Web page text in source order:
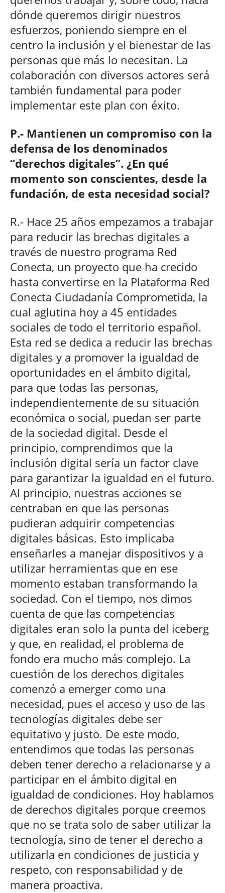
dónde queremos dirigir nuestros
esfuerzos, poniendo siempre en el
centro la inclusión y el bienestar de las
personas que más lo necesitan. La
colaboración con diversos actores será
también fundamental para poder
implementar este plan con éxito.
P.- Mantienen un compromiso con la
defensa de los denominados
“derechos digitales”. ¿En qué
momento son conscientes, desde la
fundación, de esta necesidad social?
R.- Hace 25 años empezamos a trabajar
para reducir las brechas digitales a
través de nuestro programa Red
Conecta, un proyecto que ha crecido
hasta convertirse en la Plataforma Red
Conecta Ciudadanía Comprometida, la
cual aglutina hoy a 45 entidades
sociales de todo el territorio español.
Esta red se dedica a reducir las brechas
digitales y a promover la igualdad de
oportunidades en el ámbito digital,
para que todas las personas,
independientemente de su situación
económica o social, puedan ser parte
de la sociedad digital. Desde el
principio, comprendimos que la
inclusión digital sería un factor clave
para garantizar la igualdad en el futuro.
Al principio, nuestras acciones se
centraban en que las personas
pudieran adquirir competencias
digitales básicas. Esto implicaba
enseñarles a manejar dispositivos y a
utilizar herramientas que en ese
momento estaban transformando la
sociedad. Con el tiempo, nos dimos
cuenta de que las competencias
digitales eran solo la punta del iceberg
y que, en realidad, el problema de
fondo era mucho más complejo. La
cuestión de los derechos digitales
comenzó a emerger como una
necesidad, pues el acceso y uso de las
tecnologías digitales debe ser
equitativo y justo. De este modo,
entendimos que todas las personas
deben tener derecho a relacionarse y a
participar en el ámbito digital en
igualdad de condiciones. Hoy hablamos
de derechos digitales porque creemos
que no se trata solo de saber utilizar la
tecnología, sino de tener el derecho a
utilizarla en condiciones de justicia y
respeto, con responsabilidad y de
manera proactiva.